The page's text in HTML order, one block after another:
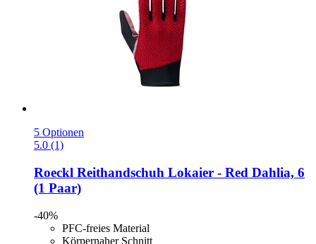
5 Optionen
5.0 (1)
Roeckl Reithandschuh Lokaier -​ Red Dahlia, 6
(1 Paar)
-40%
PFC-freies Material
Körpernaher Schnitt